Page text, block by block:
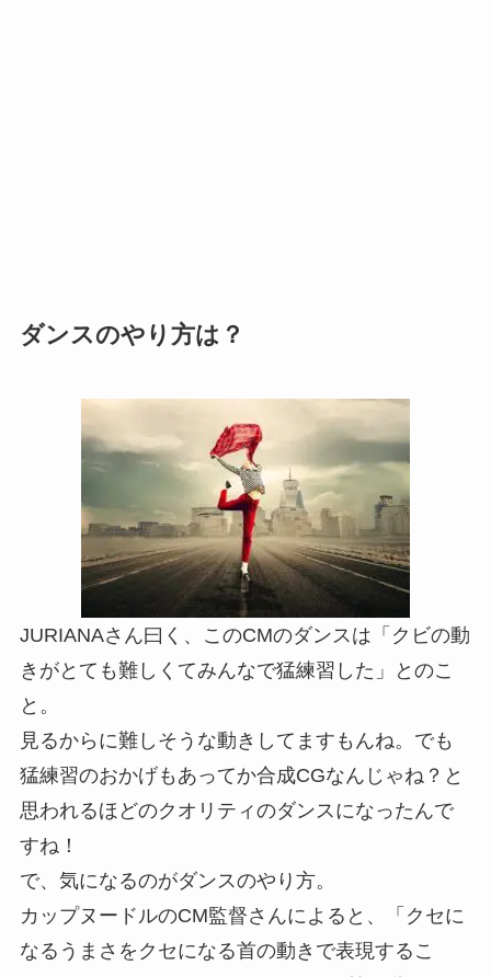
ダンスのやり方は？
JURIANAさん曰く、このCMのダンスは「クビの動
きがとても難しくてみんなで猛練習した」とのこ
と。
見るからに難しそうな動きしてますもんね。でも
猛練習のおかげもあってか合成CGなんじゃね？と
思われるほどのクオリティのダンスになったんで
すね！
で、気になるのがダンスのやり方。
カップヌードルのCM監督さんによると、
「クセに
なるうまさをクセになる首の動きで表現するこ